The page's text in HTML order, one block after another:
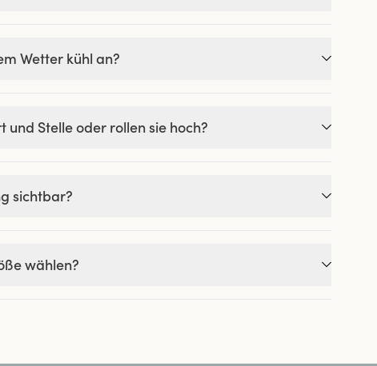
Wetter kühl an?
und Stelle oder rollen sie hoch?
sichtbar?
wählen?